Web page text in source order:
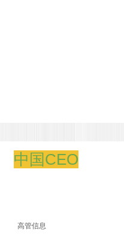
中国CEO
高管信息